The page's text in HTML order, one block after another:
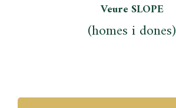
Veure SLOPE
(homes i dones)